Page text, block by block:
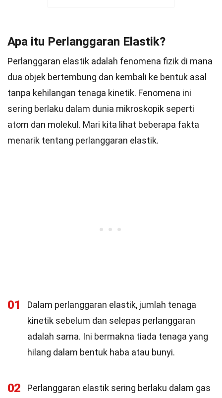
Apa itu Perlanggaran Elastik?
Perlanggaran elastik adalah fenomena fizik di mana
dua objek bertembung dan kembali ke bentuk asal
tanpa kehilangan tenaga kinetik. Fenomena ini
sering berlaku dalam dunia mikroskopik seperti
atom dan molekul. Mari kita lihat beberapa fakta
menarik tentang perlanggaran elastik.
01
Dalam perlanggaran elastik, jumlah tenaga
kinetik sebelum dan selepas perlanggaran
adalah sama. Ini bermakna tiada tenaga yang
hilang dalam bentuk haba atau bunyi.
02
Perlanggaran elastik sering berlaku dalam gas